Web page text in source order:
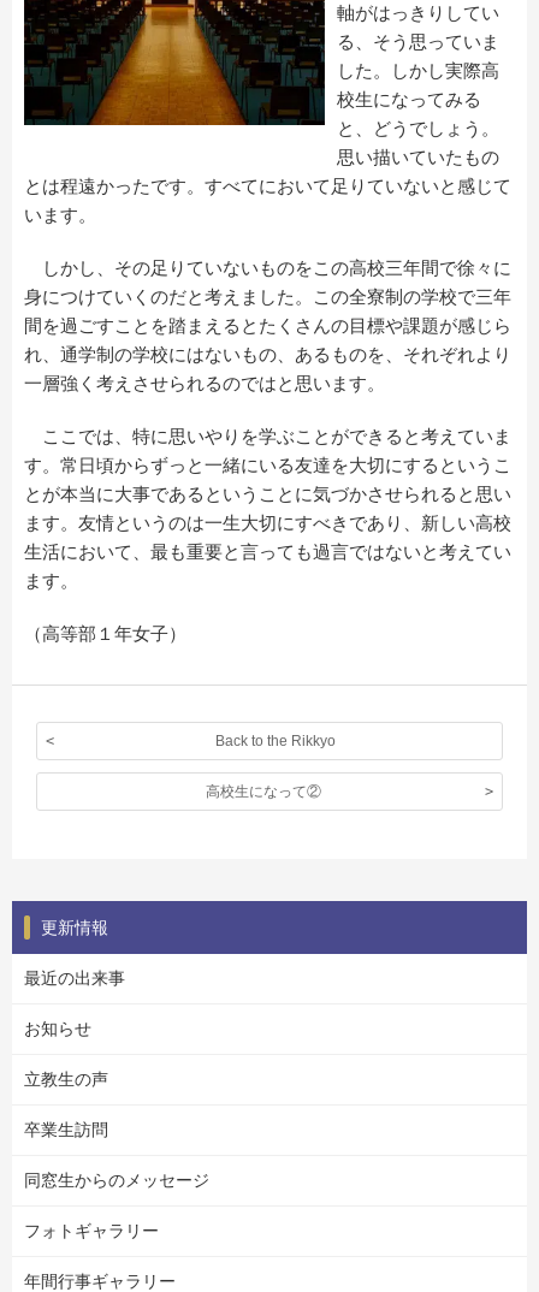
軸がはっきりしてい
る、そう思っていま
した。しかし実際高
校生になってみる
と、どうでしょう。
思い描いていたもの
とは程遠かったです。すべてにおいて足りていないと感じて
います。
しかし、その足りていないものをこの高校三年間で徐々に
身につけていくのだと考えました。この全寮制の学校で三年
間を過ごすことを踏まえるとたくさんの目標や課題が感じら
れ、通学制の学校にはないもの、あるものを、それぞれより
一層強く考えさせられるのではと思います。
ここでは、特に思いやりを学ぶことができると考えていま
す。常日頃からずっと一緒にいる友達を大切にするというこ
とが本当に大事であるということに気づかさせられると思い
ます。友情というのは一生大切にすべきであり、新しい高校
生活において、最も重要と言っても過言ではないと考えてい
ます。
（高等部１年女子）
Back to the Rikkyo
高校生になって②
更新情報
最近の出来事
お知らせ
立教生の声
卒業生訪問
同窓生からのメッセージ
フォトギャラリー
年間行事ギャラリー